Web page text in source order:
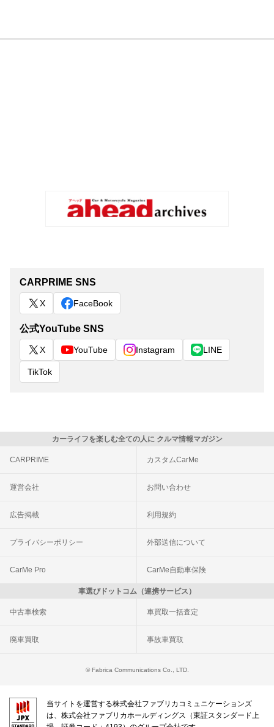
CARPRIME SNS
X FaceBook
公式YouTube SNS
X YouTube Instagram LINE
TikTok
カーライフを楽しむ全ての人に クルマ情報マガジン
CARPRIME カスタムCarMe
運営会社 お問い合わせ
広告掲載 利用規約
プライバシーポリシー 外部送信について
CarMe Pro CarMe自動車保険
車選びドットコム（連携サービス）
中古車検索 車買取一括査定
廃車買取 事故車買取
© Fabrica Communications Co., LTD.
当サイトを運営する株式会社ファブリカコミュニケーションズ
は、株式会社ファブリカホールディングス（東証スタンダード上